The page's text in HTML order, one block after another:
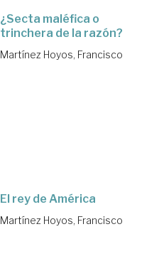
¿Secta maléfica o
trinchera de la razón?
Martínez Hoyos, Francisco
El rey de América
Martínez Hoyos, Francisco